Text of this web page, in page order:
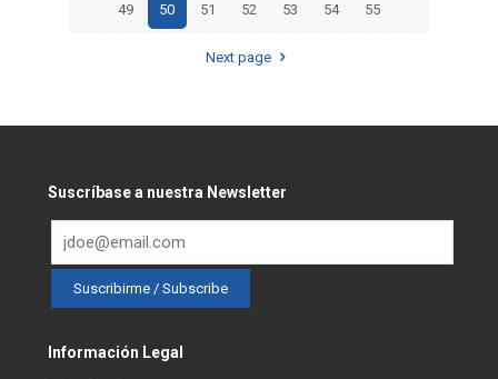
49 50 51 52 53 54 55
Next page
Suscríbase a nuestra Newsletter
Información Legal